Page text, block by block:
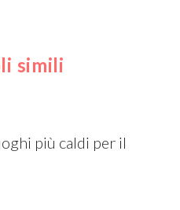
simili
più caldi per il